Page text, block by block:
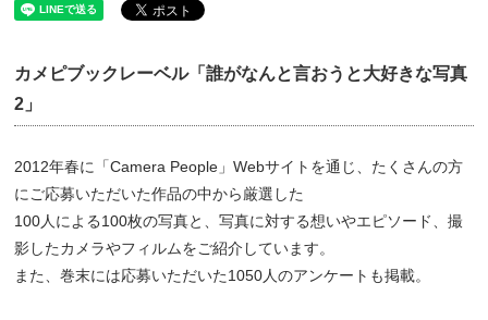
カメピブックレーベル「誰がなんと言おうと大好きな写真
2」
2012年春に「Camera People」Webサイトを通じ、たくさんの方
にご応募いただいた作品の中から厳選した
100人による100枚の写真と、写真に対する想いやエピソード、撮
影したカメラやフィルムをご紹介しています。
また、巻末には応募いただいた1050人のアンケートも掲載。